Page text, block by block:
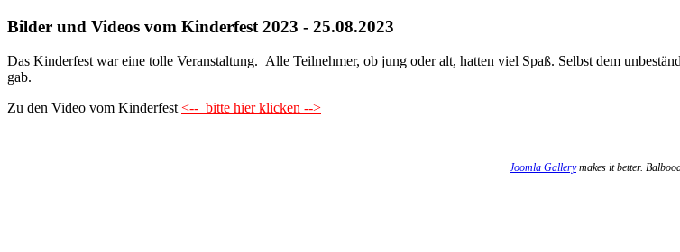
Bilder und Videos vom Kinderfest 2023 - 25.08.2023
Das Kinderfest war eine tolle Veranstaltung. Alle Teilnehmer, ob jung oder alt, hatten viel Spaß. Selbst dem
gab.
Zu den Video vom Kinderfest<-- bitte hier klicken -->
Joomla Gallerymakes it better.